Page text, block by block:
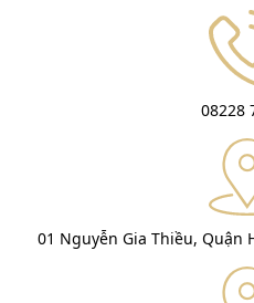
08228
01 Nguyễn Gia Thiều, Quận